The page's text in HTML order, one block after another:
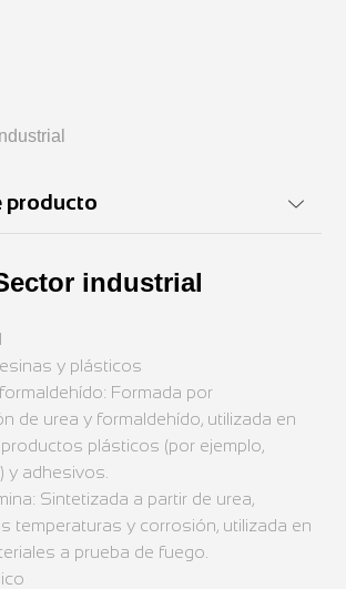
producto
industrial
y plásticos
Formada por
de urea y formaldehído, utilizada en
plásticos (por ejemplo,
y adhesivos.
Sintetizada a partir de urea,
temperaturas y corrosión, utilizada en
a prueba de fuego.